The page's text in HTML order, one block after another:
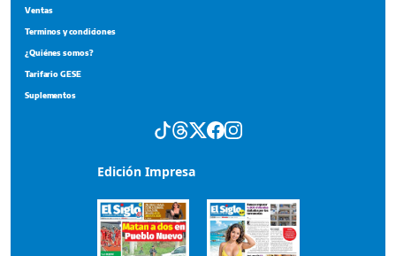
Ventas
Terminos y condiciones
¿Quiénes somos?
Tarifario GESE
Suplementos
Edición Impresa